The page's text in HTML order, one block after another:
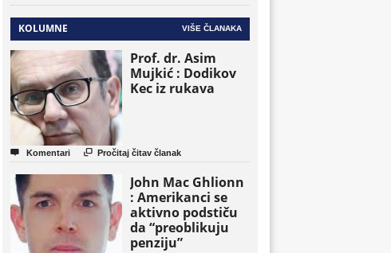
KOLUMNE VIŠE ČLANAKA
Prof. dr. Asim
Mujkić : Dodikov
Kec iz rukava
 Komentari  Pročitaj čitav članak
John Mac Ghlionn
: Amerikanci se
aktivno podstiču
da “preoblikuju
penziju”